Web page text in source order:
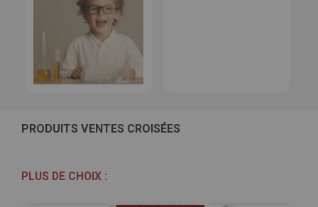
PRODUITS VENTES CROISÉES
PLUS DE CHOIX :